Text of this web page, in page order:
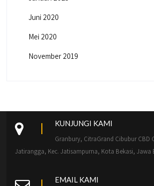
Juni 2020
Mei 2020
November 2019
KUNJUNGI KAMI
Granbury, CitraGrand Cibubur CBD
Jatirangga, Kec. Jatisampurna, Kota Bekasi, Jawa
EMAIL KAMI